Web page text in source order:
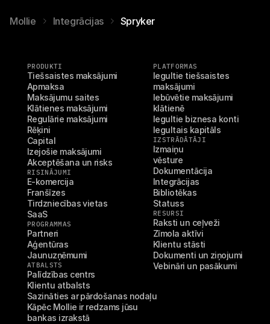
Mollie Integrācijas Spryker
PRODUKTI
Tiešsaistes maksājumi
Apmaksa
Maksājumu saites
Klātienes maksājumi
Regulārie maksājumi
Rēķini
Capital
Izejošie maksājumi
Akceptēšana un risks
RISINĀJUMI
E-komercija
Franšīzes
Tirdzniecības vietas
SaaS
PROGRAMMAS
Partneri
Aģentūras
Jaunuzņēmumi
ATBALSTS
Palīdzības centrs
Klientu atbalsts
Sazināties ar pārdošanas nodaļu
Kāpēc Mollie ir redzams jūsu
bankas izrakstā
PLATFORMAS
Iegultie tiešsaistes
maksājumi
Iebūvētie maksājumi
klātienē
Iegultie biznesa konti
Iegultais kapitāls
IZSTRĀDĀTĀJI
Izmaiņu
vēsture
Dokumentācija
Integrācijas
Bibliotēkas
Statuss
RESURSI
Raksti un ceļveži
Zīmola aktīvi
Klientu stāsti
Dokumenti un ziņojumi
Vebināri un pasākumi